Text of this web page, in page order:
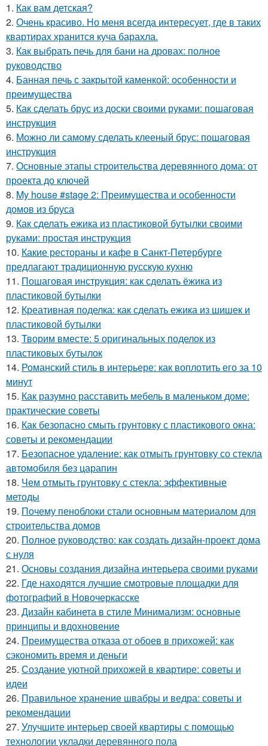
1. Как вам детская?
2. Очень красиво. Но меня всегда интересует, где в таких
квартирах хранится куча барахла.
3. Как выбрать печь для бани на дровах: полное
руководство
4. Банная печь с закрытой каменкой: особенности и
преимущества
5. Как сделать брус из доски своими руками: пошаговая
инструкция
6. Можно ли самому сделать клееный брус: пошаговая
инструкция
7. Основные этапы строительства деревянного дома: от
проекта до ключей
8. My house #stage 2: Преимущества и особенности
домов из бруса
9. Как сделать ежика из пластиковой бутылки своими
руками: простая инструкция
10. Какие рестораны и кафе в Санкт-Петербурге
предлагают традиционную русскую кухню
11. Пошаговая инструкция: как сделать ёжика из
пластиковой бутылки
12. Креативная поделка: как сделать ежика из шишек и
пластиковой бутылки
13. Творим вместе: 5 оригинальных поделок из
пластиковых бутылок
14. Романский стиль в интерьере: как воплотить его за 10
минут
15. Как разумно расставить мебель в маленьком доме:
практические советы
16. Как безопасно смыть грунтовку с пластикового окна:
советы и рекомендации
17. Безопасное удаление: как отмыть грунтовку со стекла
автомобиля без царапин
18. Чем отмыть грунтовку с стекла: эффективные
методы
19. Почему пеноблоки стали основным материалом для
строительства домов
20. Полное руководство: как создать дизайн-проект дома
с нуля
21. Основы создания дизайна интерьера своими руками
22. Где находятся лучшие смотровые площадки для
фотографий в Новочеркасске
23. Дизайн кабинета в стиле Минимализм: основные
принципы и вдохновение
24. Преимущества отказа от обоев в прихожей: как
сэкономить время и деньги
25. Создание уютной прихожей в квартире: советы и
идеи
26. Правильное хранение швабры и ведра: советы и
рекомендации
27. Улучшите интерьер своей квартиры с помощью
технологии укладки деревянного пола